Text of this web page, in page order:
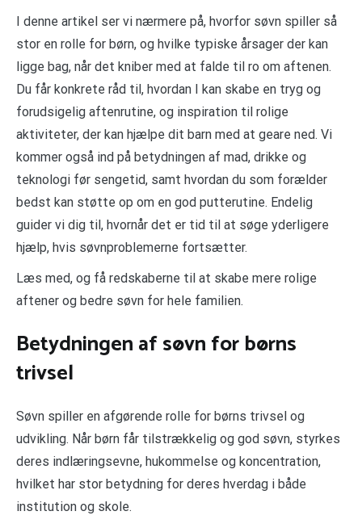
I denne artikel ser vi nærmere på, hvorfor søvn spiller så
stor en rolle for børn, og hvilke typiske årsager der kan
ligge bag, når det kniber med at falde til ro om aftenen.
Du får konkrete råd til, hvordan I kan skabe en tryg og
forudsigelig aftenrutine, og inspiration til rolige
aktiviteter, der kan hjælpe dit barn med at geare ned. Vi
kommer også ind på betydningen af mad, drikke og
teknologi før sengetid, samt hvordan du som forælder
bedst kan støtte op om en god putterutine. Endelig
guider vi dig til, hvornår det er tid til at søge yderligere
hjælp, hvis søvnproblemerne fortsætter.
Læs med, og få redskaberne til at skabe mere rolige
aftener og bedre søvn for hele familien.
Betydningen af søvn for børns
trivsel
Søvn spiller en afgørende rolle for børns trivsel og
udvikling. Når børn får tilstrækkelig og god søvn, styrkes
deres indlæringsevne, hukommelse og koncentration,
hvilket har stor betydning for deres hverdag i både
institution og skole.